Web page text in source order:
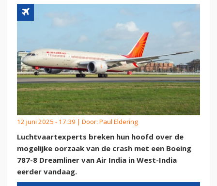
12 juni 2025 - 17:39 | Door: Paul Eldering
Luchtvaartexperts breken hun hoofd over de
mogelijke oorzaak van de crash met een Boeing
787-8 Dreamliner van Air India in West-India
eerder vandaag.